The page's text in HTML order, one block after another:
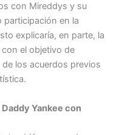
con Mireddys y su
participación en la
explicaría, en parte, la
el objetivo de
los acuerdos previos
Yankee con